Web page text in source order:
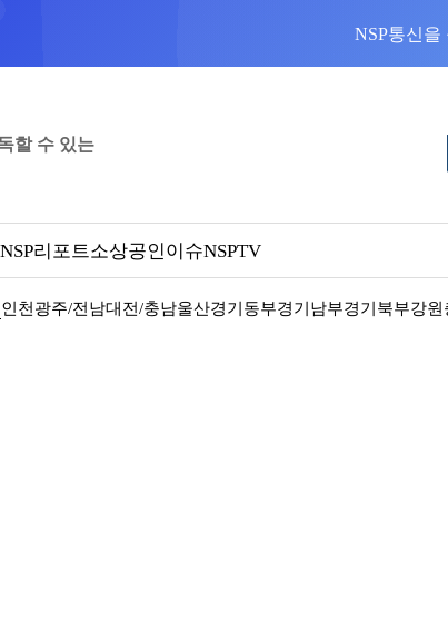
NSP통신을
할 수 있는
NSP리포트소상공인이슈NSPTV
인천 광주/전남대전/충남울산경기동부경기남부경기북부강원